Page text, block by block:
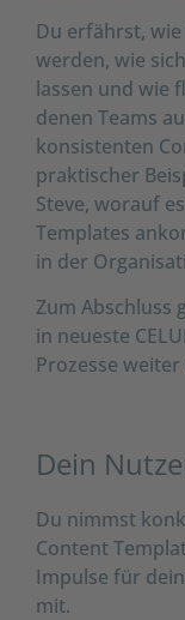
Du erfährst,
werden, wie
lassen und wie
denen Teams
konsistenten
praktischer
Steve, worauf
Templates
in der
Zum Abschluss
in neueste
Prozesse
Dein
Du nimmst
Content
Impulse für
mit.